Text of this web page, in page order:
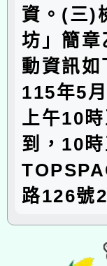
資。(三)
坊」簡
動資訊
115年5
上午10
到，10
路126號